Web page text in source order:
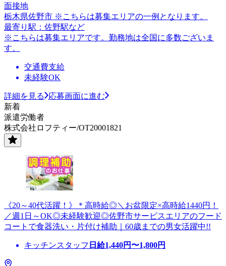
面接地
栃木県佐野市 ※こちらは募集エリアの一例となります。
最寄り駅：佐野駅など
※こちらは募集エリアです。勤務地は全国に多数ございま
す。
交通費支給
未経験OK
詳細を見る
応募画面に進む
新着
派遣労働者
株式会社ロフティー/OT20001821
《20～40代活躍！》＊高時給◎＼お盆限定×高時給1440円！
／週1日～OK◎未経験歓迎◎佐野市サービスエリアのフード
コートで食器洗い・片付け補助｜60歳までの男女活躍中!!
キッチンスタッフ 日給1,440円〜1,800円